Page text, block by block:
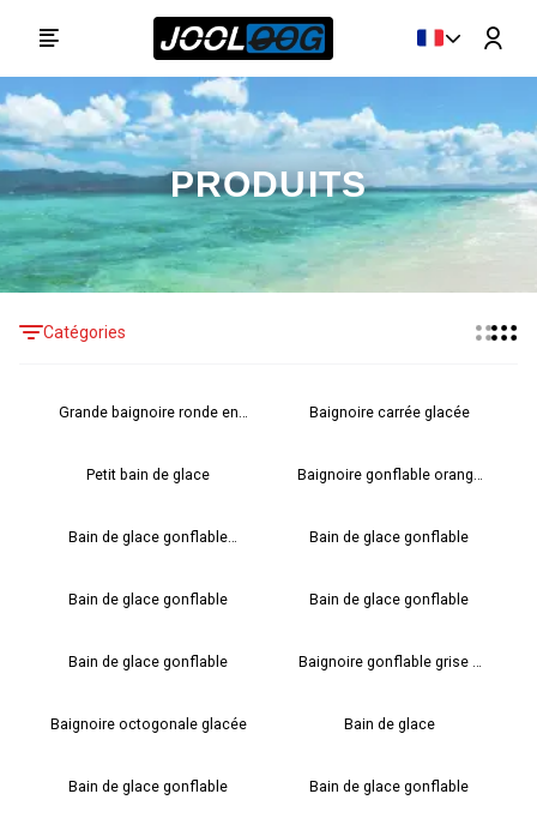
PRODUITS
Catégories
Grande baignoire ronde en
Baignoire carrée glacée
Petit bain de glace
Baignoire gonflable orange
Bain de glace gonflable
Bain de glace gonflable
Bain de glace gonflable Bain de glace gonflable
Bain de glace gonflable
Baignoire gonflable grise à
Baignoire octogonale glacée Bain de glace
Bain de glace gonflable Bain de glace gonflable